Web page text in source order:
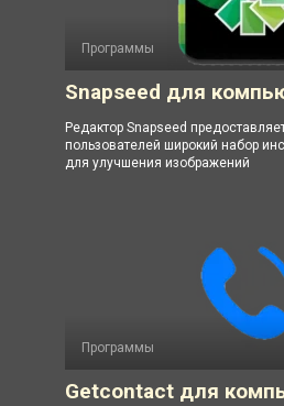
Программы
Snapseed для
Редактор Snapseed
пользователей широкий набор
для улучшения изображений
Программы
Getcontact для